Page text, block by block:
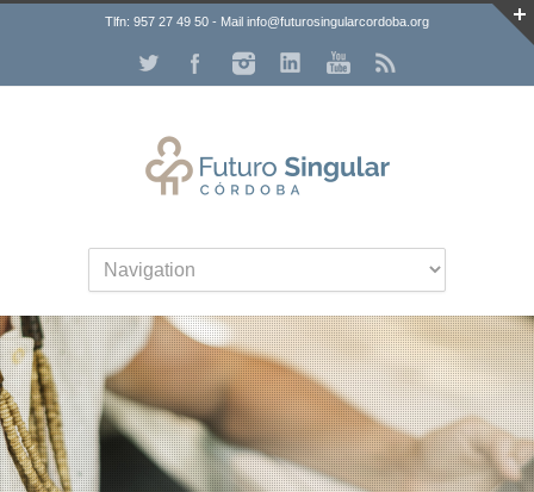
Tlfn: 957 27 49 50 - Mail info@futurosingularcordoba.org